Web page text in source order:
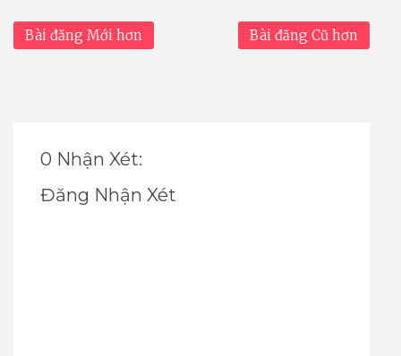
Bài đăng Mới hơn Bài đăng Cũ hơn
0 Nhận Xét:
Đăng Nhận Xét